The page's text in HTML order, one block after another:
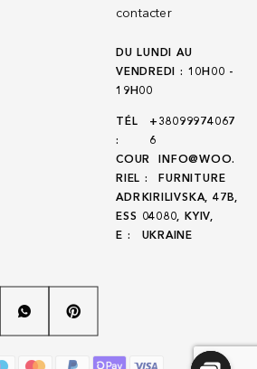
contacter
DU LUNDI AU
VENDREDI : 10H00 -
19H00
TÉL
:
+38099974067
6
COUR
RIEL :
INFO@WOO.
FURNITURE
ADR
ESS
E :
KIRILIVSKA, 47B,
04080, KYIV,
UKRAINE